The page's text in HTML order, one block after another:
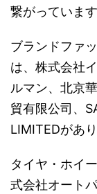
繋がっています
ブランドファ
は、株式会社
ルマン、北京
貿有限公司、
LIMITEDがあり
タイヤ・ホイ
式会社オート